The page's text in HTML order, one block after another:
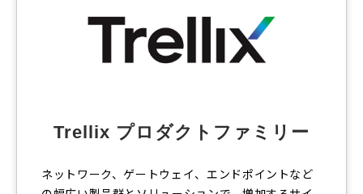
Trellix プロダクトファミリー
ネットワーク、ゲートウェイ、エンドポイントなど